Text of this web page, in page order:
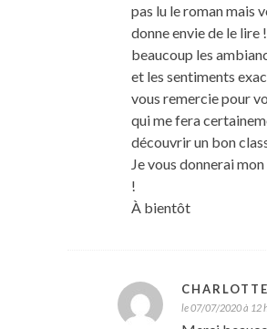
pas lu le roman mais
donne envie de le lire !
beaucoup les
et les sentiments
vous remercie pour
qui me fera
découvrir un bon
Je vous donnerai
!
À bientôt
CHARLOTTE
le 07/07/2020 à 12